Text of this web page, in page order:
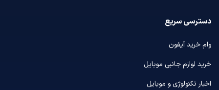
دسترسی سریع
وام خرید آیفون
خرید لوازم جانبی موبایل
اخبار تکنولوژی و موبایل